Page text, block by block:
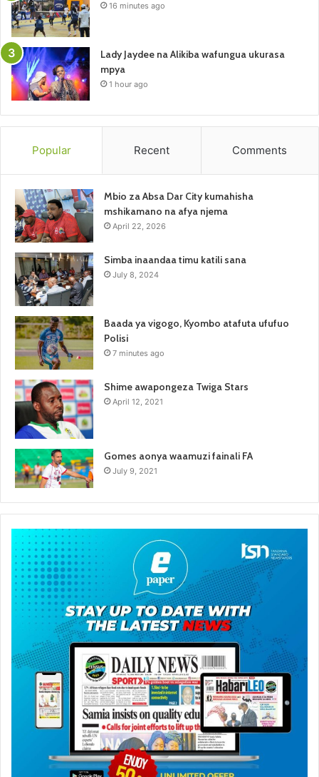
16 minutes ago
Lady Jaydee na Alikiba wafungua ukurasa
mpya
1 hour ago
Popular Recent Comments
Mbio za Absa Dar City kumahisha
mshikamano na afya njema
April 22, 2026
Simba inaandaa timu katili sana
July 8, 2024
Baada ya vigogo, Kyombo atafuta ufufuo
Polisi
7 minutes ago
Shime awapongeza Twiga Stars
April 12, 2021
Gomes aonya waamuzi fainali FA
July 9, 2021